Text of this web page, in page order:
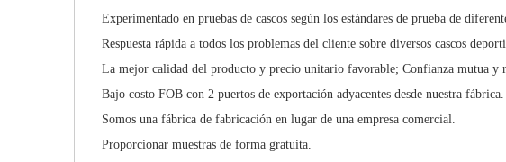
Experimentado en pruebas de cascos según los estándares de prueba de
Respuesta rápida a todos los problemas del cliente sobre diversos cascos
La mejor calidad del producto y precio unitario favorable; Confianza mutua y
Bajo costo FOB con 2 puertos de exportación adyacentes desde nuestra fábrica.
Somos una fábrica de fabricación en lugar de una empresa comercial.
Proporcionar muestras de forma gratuita.